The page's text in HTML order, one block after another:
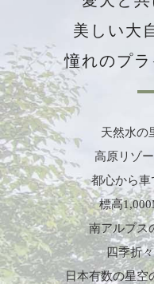
美しい大
憧れのプ
天然水の
高原リゾ
都心から車
標高
南アルプス
四季折
日本有数の星空